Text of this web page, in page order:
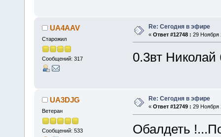
UA4AAV
Старожил
Сообщений: 317
Re: Сегодня в эфире
« Ответ #12748 : 29 Ноября
0.3вт Николай
UA3DJG
Ветеран
Сообщений: 533
Re: Сегодня в эфире
« Ответ #12749 : 29 Ноября
Обалдеть